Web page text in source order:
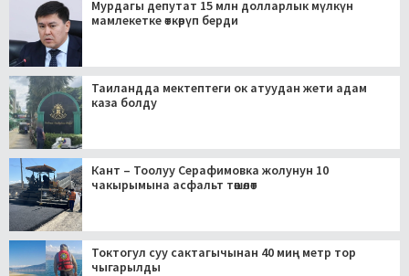
Мурдагы депутат 15 млн долларлык мүлкүн
мамлекетке өткөрүп берди
Таиландда мектептеги ок атуудан жети адам
каза болду
Кант – Тоолуу Серафимовка жолунун 10
чакырымына асфальт төшөлөт
Токтогул суу сактагычынан 40 миң метр тор
чыгарылды